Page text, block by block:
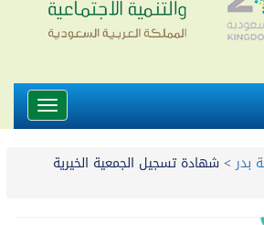
Toggle
بدر>شهادة تسجيل الجمعية الخيرية